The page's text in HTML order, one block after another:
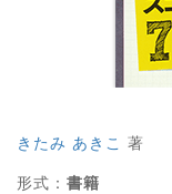
きたみ あきこ 著
形式： 書籍